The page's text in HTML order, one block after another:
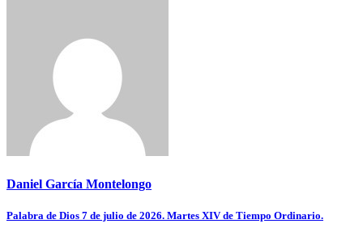
Daniel García Montelongo
Navegación
Palabra de Dios 7 de julio de 2026. Martes XIV de Tiempo Ordinario.